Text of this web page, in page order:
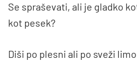
Se spraševati, ali je gladko
kot pesek?
Diši po plesni ali po sveži